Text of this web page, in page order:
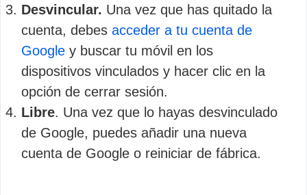
Desvincular. Una vez que has quitado la
cuenta, debes acceder a tu cuenta de
Google y buscar tu móvil en los
dispositivos vinculados y hacer clic en la
opción de cerrar sesión.
Libre. Una vez que lo hayas desvinculado
de Google, puedes añadir una nueva
cuenta de Google o reiniciar de fábrica.